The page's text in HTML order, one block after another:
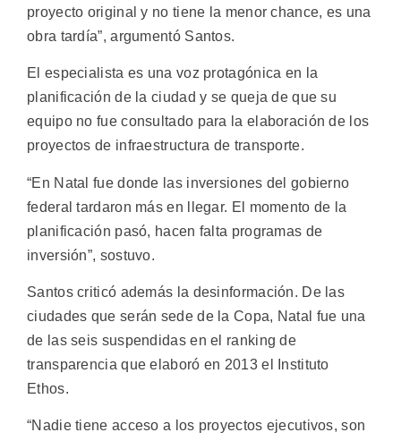
proyecto original y no tiene la menor chance, es una
obra tardía”, argumentó Santos.
El especialista es una voz protagónica en la
planificación de la ciudad y se queja de que su
equipo no fue consultado para la elaboración de los
proyectos de infraestructura de transporte.
“En Natal fue donde las inversiones del gobierno
federal tardaron más en llegar. El momento de la
planificación pasó, hacen falta programas de
inversión”, sostuvo.
Santos criticó además la desinformación. De las
ciudades que serán sede de la Copa, Natal fue una
de las seis suspendidas en el ranking de
transparencia que elaboró en 2013 el Instituto
Ethos.
“Nadie tiene acceso a los proyectos ejecutivos, son